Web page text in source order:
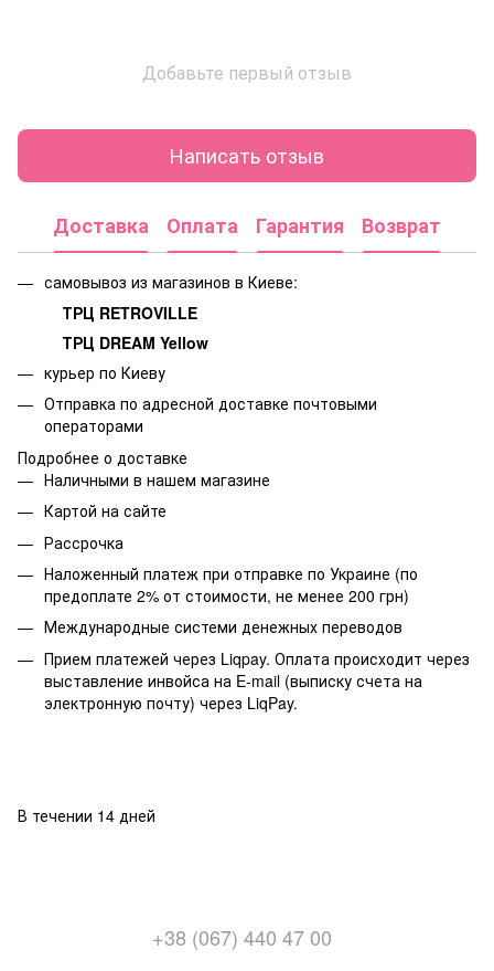
Добавьте первый отзыв
Написать отзыв
Доставка Оплата Гарантия Возврат
самовывоз из магазинов в Киеве:
ТРЦ RETROVILLE
ТРЦ DREAM Yellow
курьер по Киеву
Отправка по адресной доставке почтовыми
операторами
Подробнее о доставке
Наличными в нашем магазине
Картой на сайте
Рассрочка
Наложенный платеж при отправке по Украине (по
предоплате 2% от стоимости, не менее 200 грн)
Международные системи денежных переводов
Прием платежей через Liqpay. Оплата происходит через
выставление инвойса на E-mail (выписку счета на
электронную почту) через LiqPay.
В течении 14 дней
+38 (067) 440 47 00